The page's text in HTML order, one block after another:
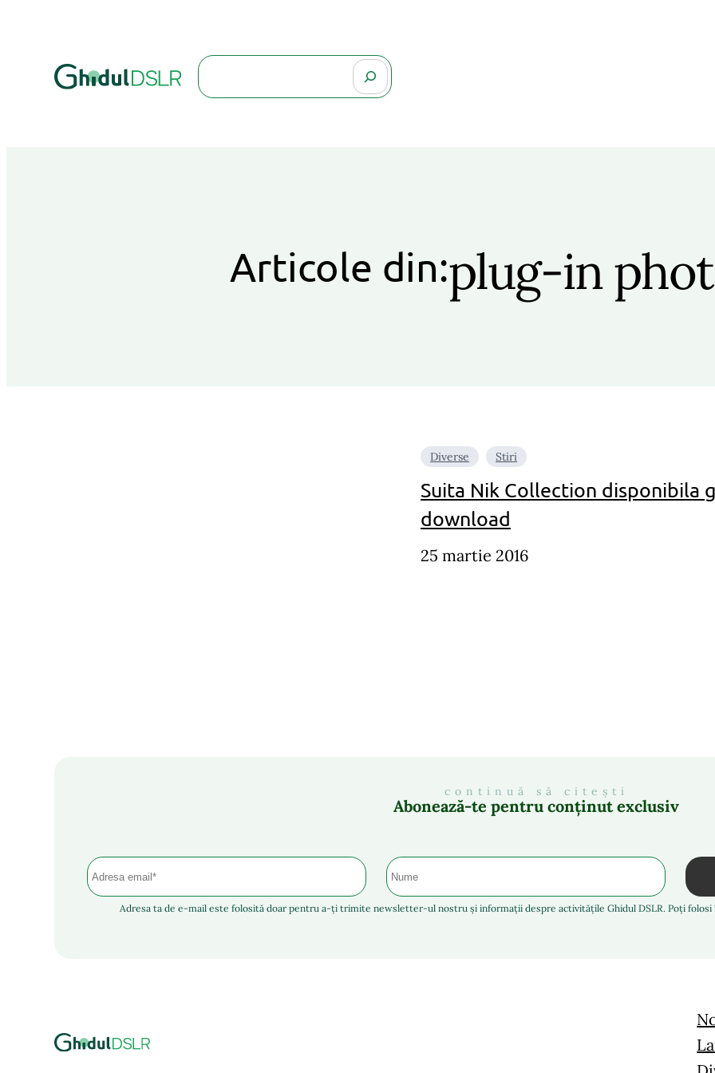
Search
Articole din:plug-in
Diverse Stiri
Suita Nik Collection disponibila
download
25 martie 2016
continuă să citești
Abonează-te pentru conținut exclusiv
Adresa ta de e-mail este folosită doar pentru a-ți trimite newsletter-ul nostru și informații despre activitățile Ghidul DSLR. Poți